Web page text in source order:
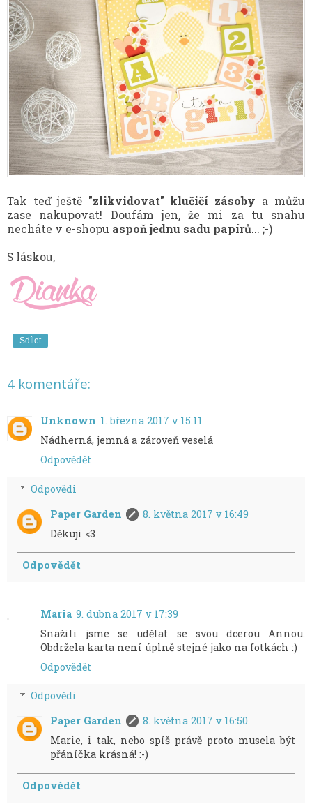
Tak teď ještě "zlikvidovat" klučičí zásoby a můžu
zase nakupovat! Doufám jen, že mi za tu snahu
necháte v e-shopu aspoň jednu sadu papírů... ;-)
S láskou,
Sdílet
4 komentáře:
Unknown 1. března 2017 v 15:11
Nádherná, jemná a zároveň veselá
Odpovědět
Odpovědi
Paper Garden
8. května 2017 v 16:49
Děkuji <3
Odpovědět
Maria 9. dubna 2017 v 17:39
Snažili jsme se udělat se svou dcerou Annou.
Obdržela karta není úplně stejné jako na fotkách :)
Odpovědět
Odpovědi
Paper Garden
8. května 2017 v 16:50
Marie, i tak, nebo spíš právě proto musela být
přáníčka krásná! :-)
Odpovědět